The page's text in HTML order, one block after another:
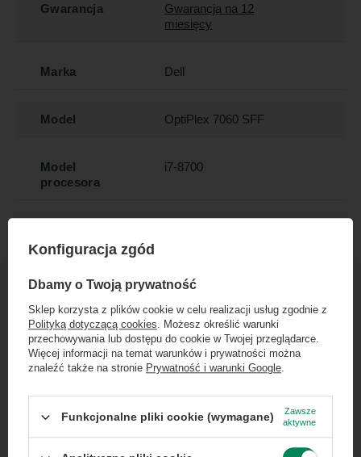
Gwarancja
Gwarancja na 12
miesięcy
Marka Dell
Model OptiPlex 7060 SFF
Model
procesora
i7-8700
Taktowanie
bazowe
procesora
3.2
Taktowanie
maksymalne
4.6
Typ gniazda
Socket 1151
Dołącz do newslettera Green
Computers
Zgarnij jako pierwszy informacje o zniżkach i
rabatach w naszym sklepie!
...lub zadzwoń od razu, aby odebrać
przy zamówieniu telefonicznym
50 zł rabatu!
Konfiguracja zgód
Dbamy o Twoją prywatność
Sklep korzysta z plików cookie w celu realizacji usług zgodnie z
Polityką dotyczącą cookies. Możesz określić warunki
przechowywania lub dostępu do cookie w Twojej przeglądarce.
Więcej informacji na temat warunków i prywatności można
znaleźć także na stronie Prywatność i warunki Google.
Funkcjonalne pliki cookie (wymagane)
Zawsze
aktywne